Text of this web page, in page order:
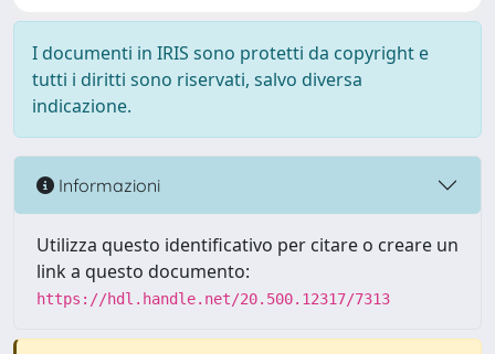
I documenti in IRIS sono protetti da copyright e
tutti i diritti sono riservati, salvo diversa
indicazione.
Informazioni
Utilizza questo identificativo per citare o creare un
link a questo documento:
https://hdl.handle.net/20.500.12317/7313